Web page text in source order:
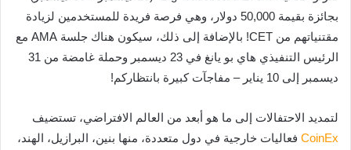
بجائزة بقيمة 50,000 دولار، وهي فرصة فريدة للمستخدمين لزيادة
مقتنياتهم من CET! بالإضافة إلى ذلك، سيكون هناك جلسة AMA مع
الرئيس التنفيذي هاي بو يانغ في 23 ديسمبر وحملة غامضة من 31
ديسمبر إلى 10 يناير – مفاجآت كبيرة بانتظاركم!
لتمديد الاحتفالات إلى ما هو أبعد من العالم الافتراضي، تستضيف
CoinEx فعاليات خارجية في دول متعددة، منها بنين، البرازيل، الهند،